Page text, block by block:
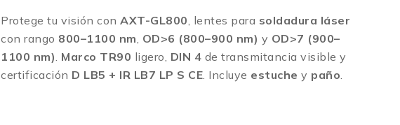
Protege tu visión con AXT-GL800 , lentes para soldadura láser
con rango 800–1100 nm OD>6 (800–900 nm) y OD>7 (900–
1100 nm) Marco TR90 ligero, DIN 4 de transmitancia visible y
certificación D LB5 + IR LB7 LP S CE . Incluye estuche y paño